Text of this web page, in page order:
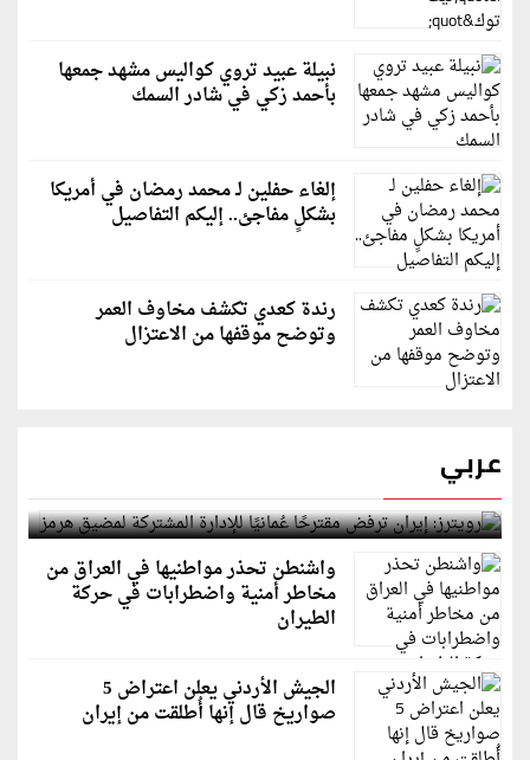
نبيلة عبيد تروي كواليس مشهد جمعها
بأحمد زكي في شادر السمك
إلغاء حفلين لـ محمد رمضان في أمريكا
بشكلٍ مفاجئ.. إليكم التفاصيل
رندة كعدي تكشف مخاوف العمر
وتوضح موقفها من الاعتزال
عربي
رويترز: إيران ترفض مقترحًا عُمانيًا للإدارة المشتركة
لمضيق هرمز
واشنطن تحذر مواطنيها في العراق من
مخاطر أمنية واضطرابات في حركة
الطيران
الجيش الأردني يعلن اعتراض 5
صواريخ قال إنها أُطلقت من إيران